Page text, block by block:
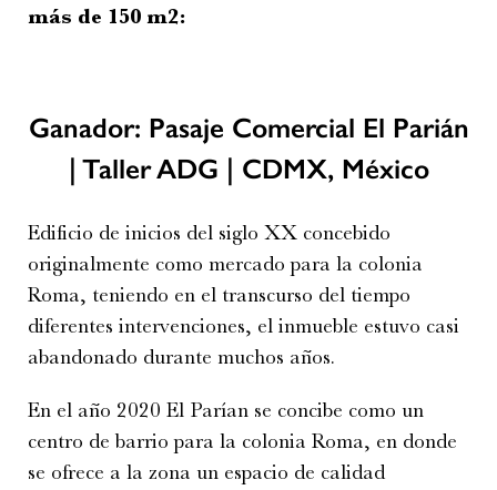
más de 150 m2:
Ganador: Pasaje Comercial El Parián
| Taller ADG | CDMX, México
Edificio de inicios del siglo XX concebido
originalmente como mercado para la colonia
Roma, teniendo en el transcurso del tiempo
diferentes intervenciones, el inmueble estuvo casi
abandonado durante muchos años.
En el año 2020 El Parían se concibe como un
centro de barrio para la colonia Roma, en donde
se ofrece a la zona un espacio de calidad